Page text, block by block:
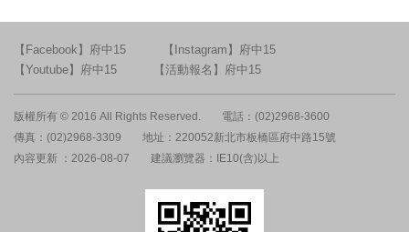
【Facebook】府中15
【Instagram】府中15
【Youtube】府中15
【活動報名】府中15
版權所有 © 2016 All Rights Reserved.
電話：(02)2968-3600
傳真：(02)2968-3309
地址：220052新北市板橋區府中路15號
內容更新 ：2026-08-07
建議瀏覽器：IE10(含)以上